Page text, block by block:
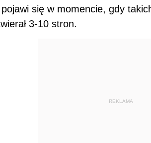
pojawi się w momencie, gdy
3-10 stron.
REKLAMA